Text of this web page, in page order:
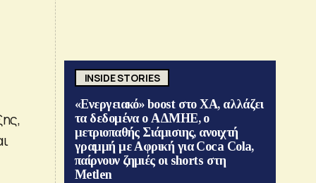
INSIDE STORIES
«Ενεργειακό» boost στο ΧΑ, αλλάζει
τα δεδομένα ο ΑΔΜΗΕ, ο
μετριοπαθής Σιάμισιης, ανοιχτή
γραμμή με Αφρική για Coca Cola,
παίρνουν ζημιές οι shorts στη
Metlen